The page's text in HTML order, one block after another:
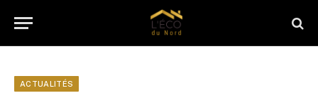
ACTUALITÉS